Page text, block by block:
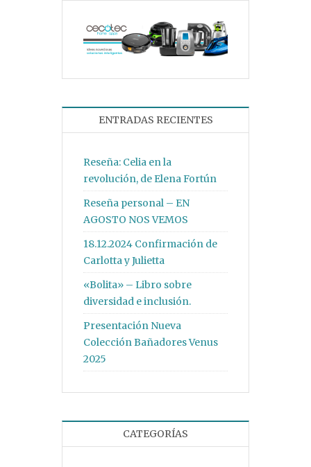
ENTRADAS RECIENTES
Reseña: Celia en la
revolución, de Elena Fortún
Reseña personal – EN
AGOSTO NOS VEMOS
18.12.2024 Confirmación de
Carlotta y Julietta
«Bolita» – Libro sobre
diversidad e inclusión.
Presentación Nueva
Colección Bañadores Venus
2025
CATEGORÍAS